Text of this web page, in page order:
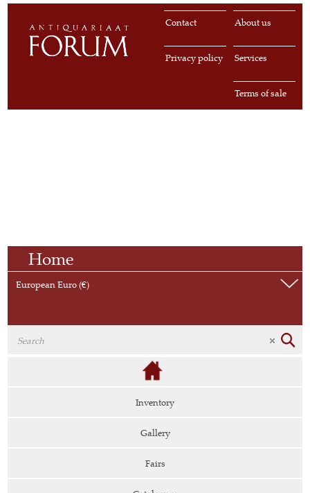
About us
Contact
Services
Privacy policy
Terms of sale
Home
European Euro (€)
Inventory
Gallery
Fairs